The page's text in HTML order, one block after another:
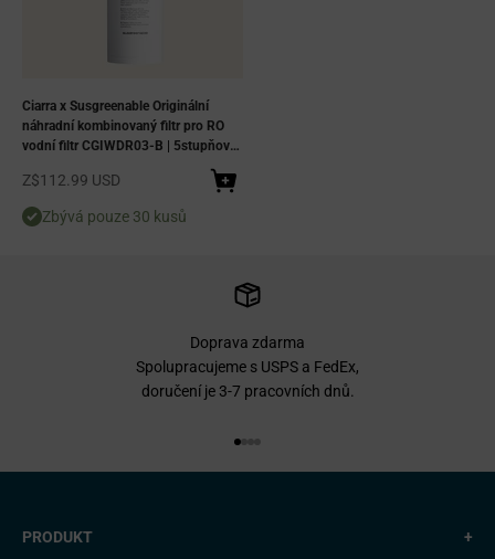
Ciarra x Susgreenable Originální
náhradní kombinovaný filtr pro RO
vodní filtr CGIWDR03-B | 5stupňový
Prodejní cena
Z$112.99 USD
Zbývá pouze 30 kusů
Doprava zdarma
Spolupracujeme s USPS a FedEx,
doručení je 3-7 pracovních dnů.
PRODUKT +